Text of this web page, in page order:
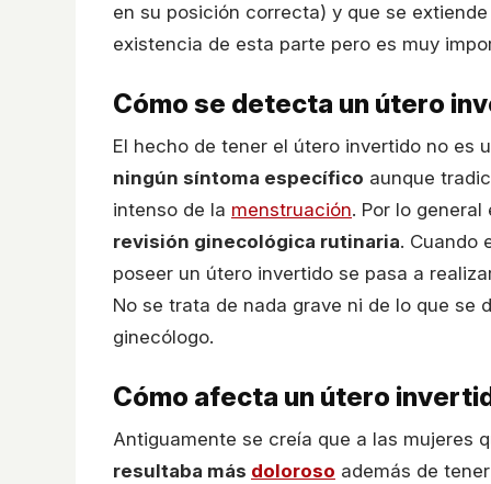
en su posición correcta) y que se
existencia de esta parte pero es muy
Cómo se detecta un útero
El hecho de tener el útero invertido no es
ningún síntoma específico aunque
intenso de la menstruación. Por lo
revisión ginecológica rutinaria. Cuando
poseer un útero invertido se pasa a
No se trata de nada grave ni de lo que se
ginecólogo.
Cómo afecta un útero
Antiguamente se creía que a las mujeres
resultaba más doloroso además de